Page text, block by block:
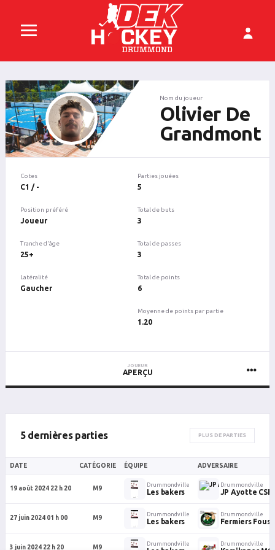
Nom du joueur
Olivier De
Grandmont
Cotes
C1 / -
Position préféré
Joueur
Tranche d'âge
25+
Latéralité
Gaucher
Parties jouées
5
Total de buts
3
Total de passes
3
Total de points
6
Moyenne de points par partie
1.20
JOUEUR
APERÇU
5 dernières parties PLUS DE PARTIES
DATE CATÉGORIE ÉQUIPE ADVERSAIRE
19 août 2024 22 h 20 M9
Drummondville
Les bakers
Drummondville
JP Ayotte CSF
27 juin 2024 01 h 00 M9
Drummondville
Les bakers
Drummondville
Fermiers Fous
3 juin 2024 22 h 20 M9
Drummondville Drummondville